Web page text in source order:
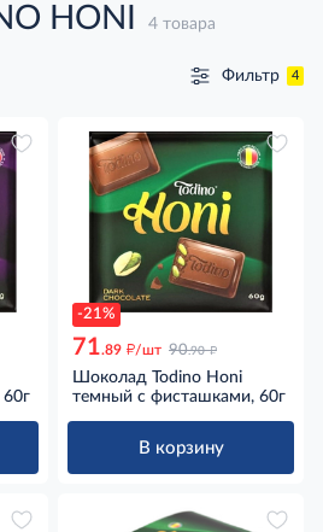
HONI 4 товара
Фильтр 4
-21%
71.89 д/шт 90.90 д
Шоколад Todino Honi
темный с фисташками, 60г
В корзину